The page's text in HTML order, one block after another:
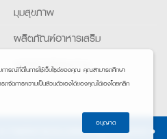
มุมสุขภาพ
ผลิตภัณฑ์อาหารเสริม
อุปกรณ์เพื่อสุขภาพ
การแจ้งการประมวลผลข้อมูลส่วนบุคคล
•
การณ์ที่ดีในการใช้เว็บไซต์ของคุณ คุณสามารถศึกษา
รถจัดการความเป็นส่วนตัวเองได้ของคุณได้เองโดยคลิก
อนุญาต